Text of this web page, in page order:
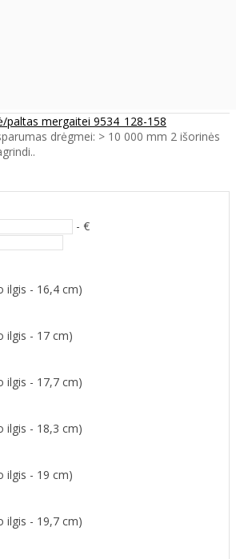
paltas mergaitei 9534_128-158
drėgmei: > 10 000 mm 2 išorinės
- €
ilgis - 16,4 cm)
ilgis - 17 cm)
ilgis - 17,7 cm)
ilgis - 18,3 cm)
ilgis - 19 cm)
ilgis - 19,7 cm)